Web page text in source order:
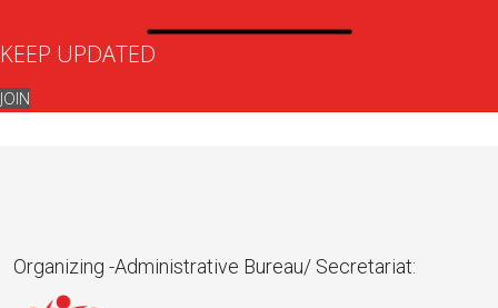
KEEP UPDATED
JOIN
Organizing -Administrative Bureau/ Secretariat: